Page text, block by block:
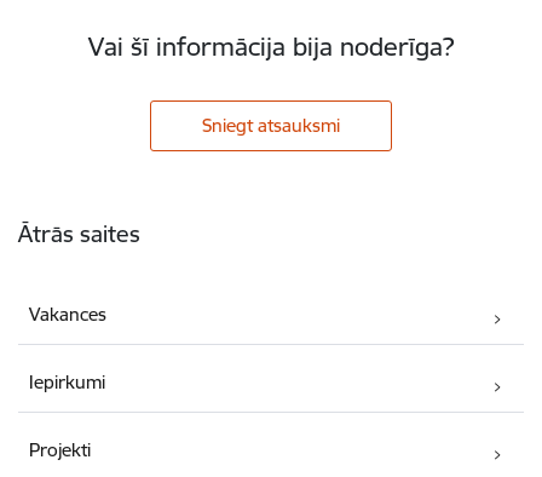
Vai šī informācija bija noderīga?
Sniegt atsauksmi
Ātrās saites
Vakances
Iepirkumi
Projekti